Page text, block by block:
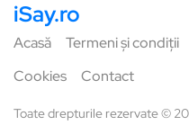
Acasă Termeni și condiții
Cookies
Contact
Toate drepturile rezervate ©